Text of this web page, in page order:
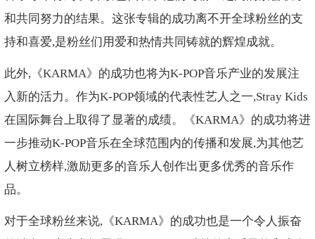
和共同努力的结果。这张专辑的成功离不开全球粉丝的支
持和喜爱,是粉丝们用爱和热情共同铸就的辉煌成就。
此外,《KARMA》的成功也将为K-POP音乐产业的发展注
入新的活力。作为K-POP领域的代表性艺人之一,Stray Kids
在国际舞台上取得了显著的成绩。《KARMA》的成功将进
一步推动K-POP音乐在全球范围内的传播和发展,为其他艺
人树立榜样,激励更多的音乐人创作出更多优秀的音乐作
品。
对于全球粉丝来说,《KARMA》的成功也是一个令人振奋